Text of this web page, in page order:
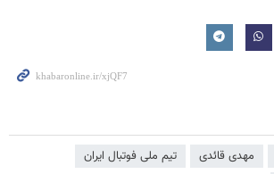
مهدی قائدی
تیم ملی فوتبال ایران